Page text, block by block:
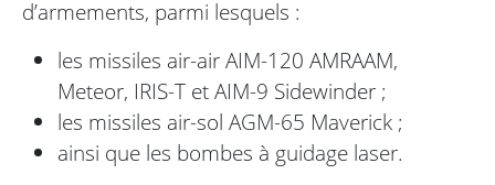
d’armements, parmi lesquels :
les missiles air-air AIM-120 AMRAAM,
Meteor, IRIS-T et AIM-9 Sidewinder ;
les missiles air-sol AGM-65 Maverick ;
ainsi que les bombes à guidage laser.